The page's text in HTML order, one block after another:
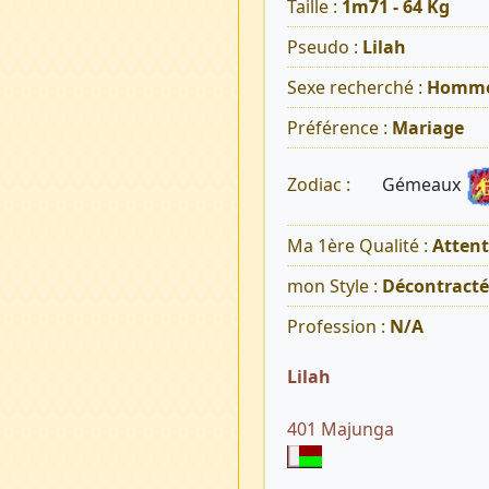
Taille : 1m71 - 64 Kg
Pseudo : Lilah
Sexe recherché :
Préférence : Mariage
Zodiac : Gémeaux
Ma 1ère Qualité :
mon Style : Décontracté
Profession : N/A
Lilah
401 Majunga